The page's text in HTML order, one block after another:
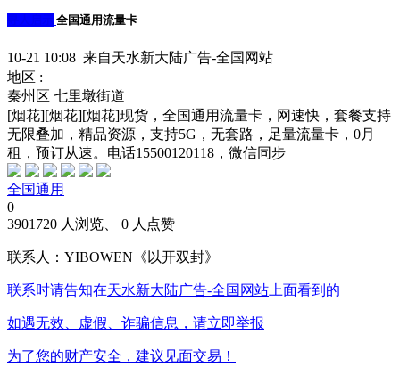
全国通用流量卡
10-21 10:08 来自天水新大陆广告-全国网站
地区 :
秦州区 七里墩街道
[烟花][烟花][烟花]现货，全国通用流量卡，网速快，套餐支持
无限叠加，精品资源，支持5G，无套路，足量流量卡，0月
租，预订从速。电话15500120118，微信同步
全国通用
0
3901720 人浏览、 0 人点赞
联系人：YIBOWEN《以开双封》
联系时请告知在天水新大陆广告-全国网站 上面看到的
如遇无效、虚假、诈骗信息，请立即举报
为了您的财产安全，建议见面交易！